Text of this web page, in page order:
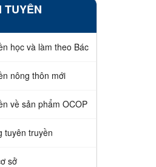
TUYÊN
học và làm theo Bác
nông thôn mới
về sản phẩm OCOP
tuyên truyền
sở